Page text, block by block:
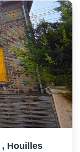
, Houilles